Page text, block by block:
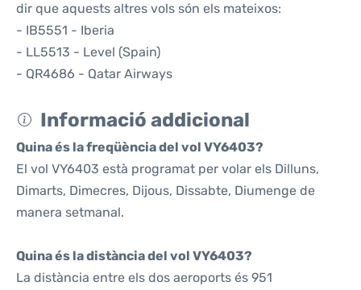
dir que aquests altres vols són els mateixos:
- IB5551 - Iberia
- LL5513 - Level (Spain)
- QR4686 - Qatar Airways
Informació addicional
Quina és la freqüència del vol VY6403?
El vol VY6403 està programat per volar els Dilluns,
Dimarts, Dimecres, Dijous, Dissabte, Diumenge de
manera setmanal.
Quina és la distància del vol VY6403?
La distància entre els dos aeroports és 951